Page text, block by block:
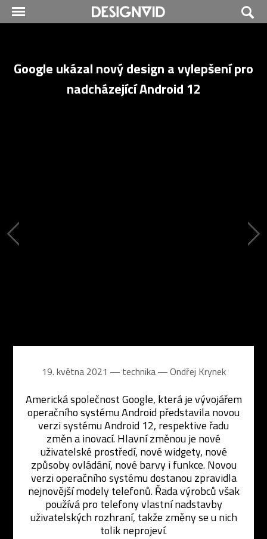
Google ukázal nový design a vylepšení pro
nadcházející Android 12
19. května 2021 ― technika ―Ondřej Krynek
Americká společnost Google, která je vývojářem
operačního systému Android představila novou
verzi systému Android 12, respektive řadu
změn a inovací. Hlavní změnou je nové
uživatelské prostředí, nové widgety, nové
způsoby ovládání, nové barvy i funkce. Novou
verzi operačního systému dostanou zpravidla
nejnovější modely telefonů. Řada výrobců však
používá pro telefony vlastní nadstavby
uživatelských rozhraní, takže změny se u nich
tolik neprojeví.